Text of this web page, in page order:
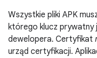
Wszystkie pliki APK
którego klucz
dewelopera. Certyfikat
urząd certyfikacji.